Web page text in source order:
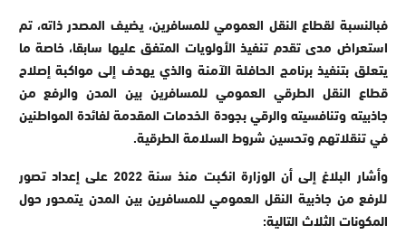
فبالنسبة لقطاع النقل العمومي للمسافرين، يضيف المصدر ذاته، تم
استعراض مدى تقدم تنفيذ الأولويات المتفق عليها سابقا، خاصة ما
يتعلق بتنفيذ برنامج الحافلة الآمنة والذي يهدف إلى مواكبة إصلاح
قطاع النقل الطرقي العمومي للمسافرين بين المدن والرفع من
جاذبيته وتنافسيته والرقي بجودة الخدمات المقدمة لفائدة المواطنين
في تنقلاتهم وتحسين شروط السلامة الطرقية.
وأشار البلاغ إلى أن الوزارة انكبت منذ سنة 2022 على إعداد تصور
للرفع من جاذبية النقل العمومي للمسافرين بين المدن يتمحور حول
المكونات الثلاث التالية: